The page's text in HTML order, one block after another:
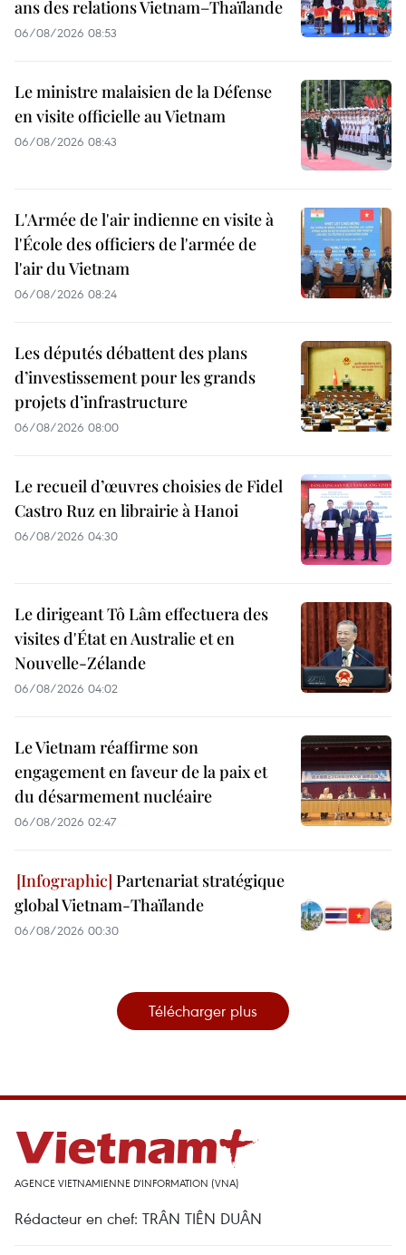
ans des relations Vietnam–Thaïlande
06/08/2026 08:53
Le ministre malaisien de la Défense
en visite officielle au Vietnam
06/08/2026 08:43
L'Armée de l'air indienne en visite à
l'École des officiers de l'armée de
l'air du Vietnam
06/08/2026 08:24
Les députés débattent des plans
d’investissement pour les grands
projets d’infrastructure
06/08/2026 08:00
Le recueil d’œuvres choisies de Fidel
Castro Ruz en librairie à Hanoi
06/08/2026 04:30
Le dirigeant Tô Lâm effectuera des
visites d'État en Australie et en
Nouvelle-Zélande
06/08/2026 04:02
Le Vietnam réaffirme son
engagement en faveur de la paix et
du désarmement nucléaire
06/08/2026 02:47
Partenariat stratégique
global Vietnam-Thaïlande
06/08/2026 00:30
Télécharger plus
AGENCE VIETNAMIENNE D'INFORMATION (VNA)
Rédacteur en chef: TRÂN TIÊN DUÂN